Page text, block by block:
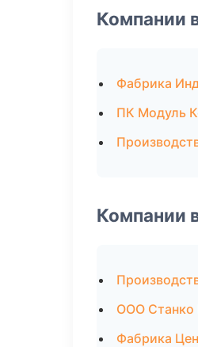
Компании
Фабрика
ПК Модуль
Компании
ООО Станко
Фабрика